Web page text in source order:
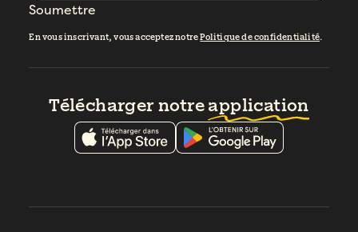
Soumettre
En vous inscrivant, vous acceptez notrePolitique de confidentialité.
Télécharger notreapplication